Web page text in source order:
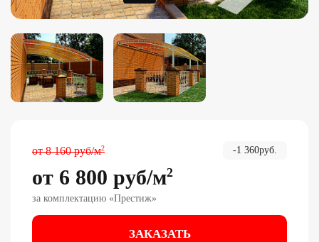
от8 160 руб/м2 -1 360руб.
от 6 800 руб/м2
за комплектацию «Престиж»
ЗАКАЗАТЬ